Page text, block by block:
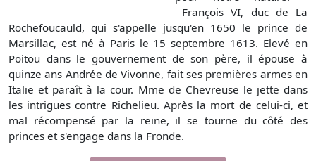
François VI, duc de La
Rochefoucauld, qui s'appelle jusqu'en 1650 le prince de
Marsillac, est né à Paris le 15 septembre 1613. Elevé en
Poitou dans le gouvernement de son père, il épouse à
quinze ans Andrée de Vivonne, fait ses premières armes en
Italie et paraît à la cour. Mme de Chevreuse le jette dans
les intrigues contre Richelieu. Après la mort de celui-ci, et
mal récompensé par la reine, il se tourne du côté des
princes et s'engage dans la Fronde.